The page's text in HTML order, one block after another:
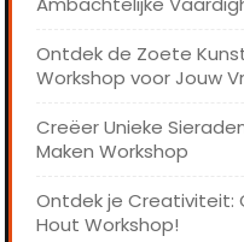
Ontdek de Zoete
Workshop voor Jouw
Creëer Unieke
Maken Workshop
Ontdek je
Hout Workshop!